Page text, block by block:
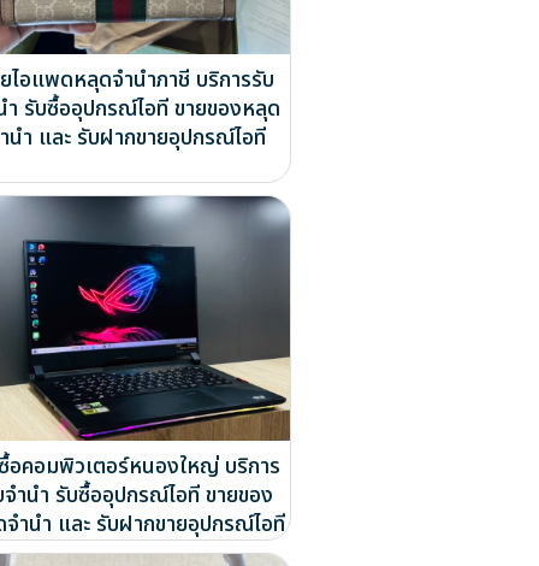
ไอแพดหลุดจำนำภาชี บริการรับ
ำ รับซื้ออุปกรณ์ไอที ขายของหลุด
นำ และ รับฝากขายอุปกรณ์ไอที
อคอมพิวเตอร์หนองใหญ่ บริการ
ำนำ รับซื้ออุปกรณ์ไอที ขายของ
ำนำ และ รับฝากขายอุปกรณ์ไอที